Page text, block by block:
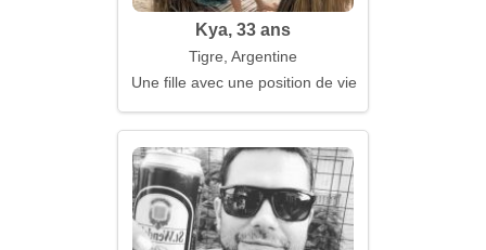
Kya, 33 ans
Tigre, Argentine
Une fille avec une position de vie active